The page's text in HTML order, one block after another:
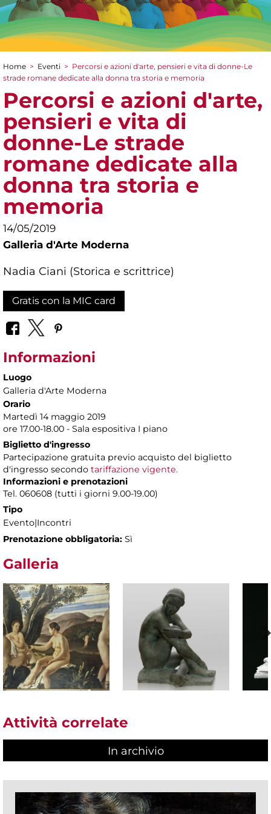
Tu sei qui
Home > Eventi > Percorsi e azioni d'arte, pensieri e vita di donne-Le
strade romane dedicate alla donna tra storia e memoria
Percorsi e azioni d'arte,
pensieri e vita di
donne-Le strade
romane dedicate alla
donna tra storia e
memoria
14/05/2019
Galleria d'Arte Moderna
Nadia Ciani (Storica e scrittrice)
Gratis con la MIC card
Informazioni
Luogo
Galleria d'Arte Moderna
Orario
Martedì 14 maggio 2019
ore 17.00-18.00 - Sala espositiva I piano
Biglietto d'ingresso
Partecipazione gratuita previo acquisto del biglietto
d'ingresso secondo tariffazione vigente.
Informazioni e prenotazioni
Tel. 060608 (tutti i giorni 9.00-19.00)
Tipo
Evento|Incontri
Prenotazione obbligatoria: Sì
Galleria
Attività correlate
In archivio